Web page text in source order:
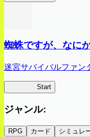
蜘蛛ですが、なに
迷宮サバイバルファン
Start
ジャンル:
RPG カード シミュレ